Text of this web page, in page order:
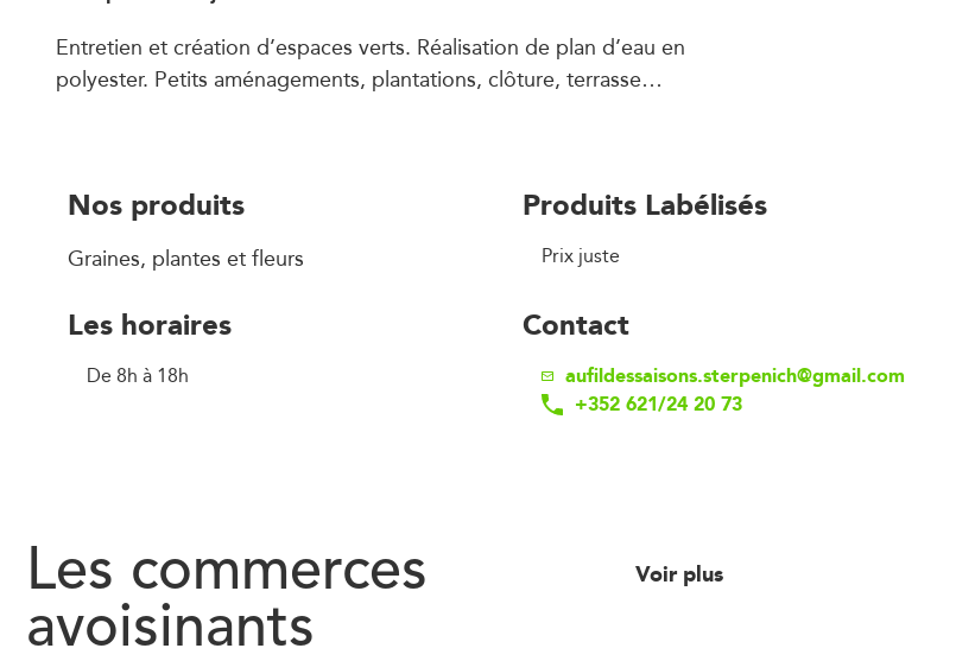
Entretien et création d’espaces verts. Réalisation de plan d’eau en
polyester. Petits aménagements, plantations, clôture, terrasse…
Nos produits
Graines, plantes et fleurs
Produits Labélisés
Prix juste
Les horaires
De 8h à 18h
Contact
aufildessaisons.sterpenich@gmail.com
+352 621/24 20 73
Les commerces
avoisinants
Voir plus